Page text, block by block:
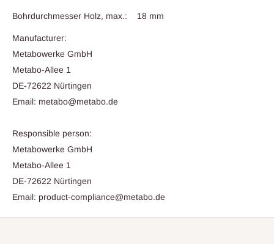
Bohrdurchmesser Holz, max.: 18 mm
Manufacturer:
Metabowerke GmbH
Metabo-Allee 1
DE-72622 Nürtingen
Email: metabo@metabo.de
Responsible person:
Metabowerke GmbH
Metabo-Allee 1
DE-72622 Nürtingen
Email: product-compliance@metabo.de